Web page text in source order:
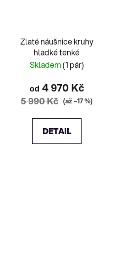
Zlaté náušnice kruhy
hladké tenké
Skladem(1 pár)
od 4 970 Kč
5 990 Kč (až –17 %)
DETAIL